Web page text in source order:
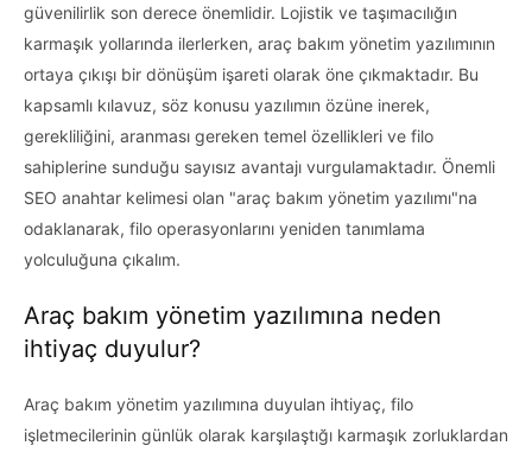
güvenilirlik son derece önemlidir. Lojistik ve taşımacılığın
karmaşık yollarında ilerlerken, araç bakım yönetim yazılımının
ortaya çıkışı bir dönüşüm işareti olarak öne çıkmaktadır. Bu
kapsamlı kılavuz, söz konusu yazılımın özüne inerek,
gerekliliğini, aranması gereken temel özellikleri ve filo
sahiplerine sunduğu sayısız avantajı vurgulamaktadır. Önemli
SEO anahtar kelimesi olan "araç bakım yönetim yazılımı"na
odaklanarak, filo operasyonlarını yeniden tanımlama
yolculuğuna çıkalım.
Araç bakım yönetim yazılımına neden
ihtiyaç duyulur?
Araç bakım yönetim yazılımına duyulan ihtiyaç, filo
işletmecilerinin günlük olarak karşılaştığı karmaşık zorluklardan